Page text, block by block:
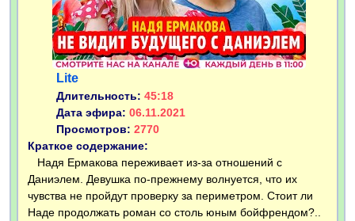
Lite
Длительность: 45:18
Дата эфира: 06.11.2021
Просмотров: 2770
Краткое содержание:
Надя Ермакова переживает из-за отношений с
Даниэлем. Девушка по-прежнему волнуется, что их
чувства не пройдут проверку за периметром. Стоит ли
Наде продолжать роман со столь юным бойфрендом?..